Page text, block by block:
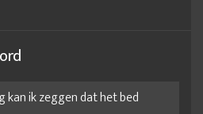
kan ik zeggen dat het bed